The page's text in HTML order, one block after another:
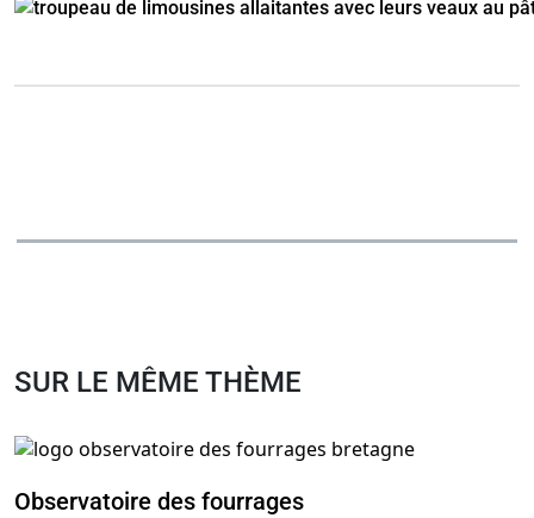
SUR LE MÊME THÈME
Observatoire des fourrages